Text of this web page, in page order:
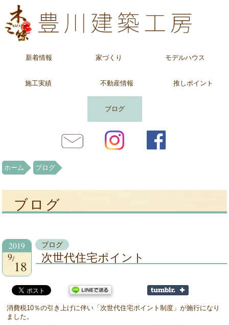
新着情報 家づくり モデルハウス
施工実績 不動産情報 推しポイント
ブログ
ホーム ブログ
ブログ
2019
9
18
ブログ
次世代住宅ポイント
消費税10％の引き上げに伴い「次世代住宅ポイント制度」が施行になり
ました。